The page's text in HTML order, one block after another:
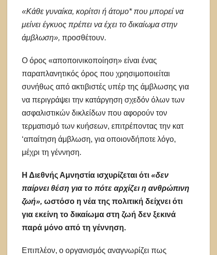
«Κάθε γυναίκα, κορίτσι ή άτομο* που μπορεί να
μείνει έγκυος πρέπει να έχει το δικαίωμα στην
άμβλωση», προσθέτουν.
Ο όρος «αποποινικοποίηση» είναι ένας
παραπλανητικός όρος που χρησιμοποιείται
συνήθως από ακτιβιστές υπέρ της άμβλωσης για
να περιγράψει την κατάργηση σχεδόν όλων των
ασφαλιστικών δικλείδων που αφορούν τον
τερματισμό των κυήσεων, επιτρέποντας την κατ
‘απαίτηση άμβλωση, για οποιονδήποτε λόγο,
μέχρι τη γέννηση.
Η Διεθνής Αμνηστία ισχυρίζεται ότι «δεν
παίρνει θέση για το πότε αρχίζει η ανθρώπινη
ζωή», ωστόσο η νέα της πολιτική δείχνει ότι
για εκείνη το δικαίωμα στη ζωή δεν ξεκινά
παρά μόνο από τη γέννηση.
Επιπλέον, ο οργανισμός αναγνωρίζει πως